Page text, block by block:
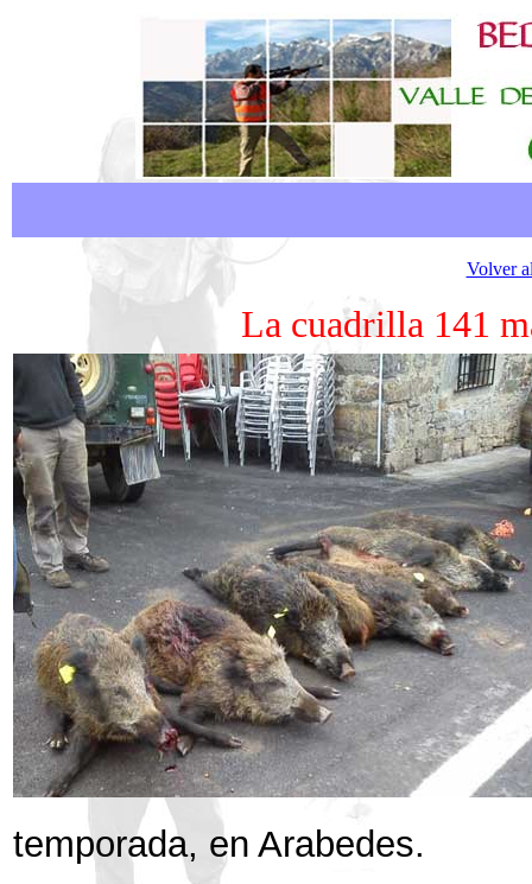
Volver
La cuadrilla 141
temporada, en Arabedes.